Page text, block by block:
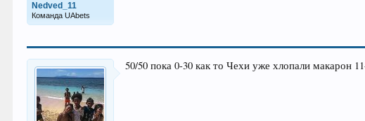
Nedved_11
Команда UAbets
50/50 пока 0-30 как то Чехи уже хлопали макарон